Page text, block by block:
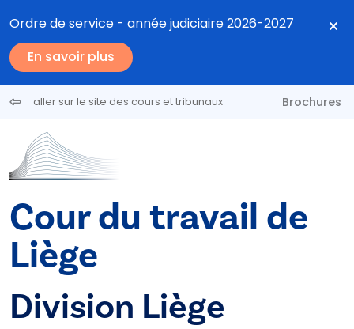
Ordre de service - année judiciaire 2026-2027
En savoir plus
aller sur le site des cours et tribunaux Brochures
Cour du travail de
Liège
Division Liège